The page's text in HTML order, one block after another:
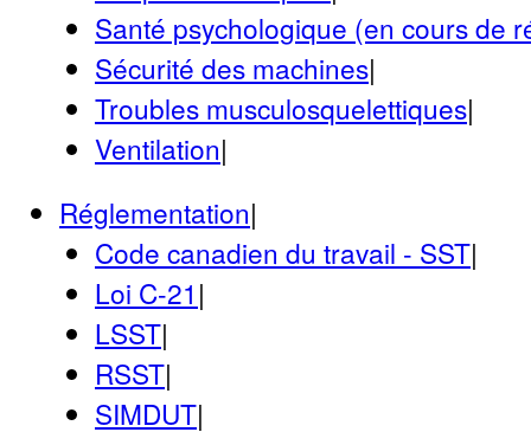
Santé psychologique (en cours de
Sécurité des machines|
Troubles musculosquelettiques|
Ventilation|
Réglementation|
Code canadien du travail ‑ SST|
Loi C-21 |
LSST|
RSST|
SIMDUT|